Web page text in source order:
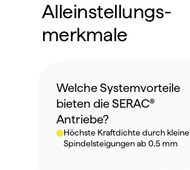
Alleinstellungs-
merkmale
Welche Systemvorteile
bieten die SERAC®
Antriebe?
Höchste Kraftdichte durch kleine
Spindelsteigungen ab 0,5 mm